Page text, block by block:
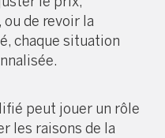
de revoir la
chaque situation
peut jouer un rôle
les raisons de la